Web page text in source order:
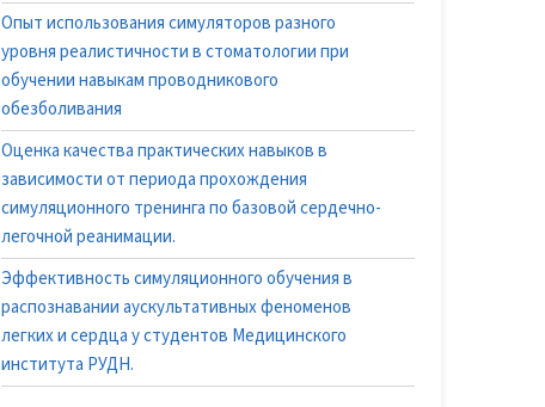
Опыт использования симуляторов разного
уровня реалистичности в стоматологии при
обучении навыкам проводникового
обезболивания
Оценка качества практических навыков в
зависимости от периода прохождения
симуляционного тренинга по базовой сердечно-
легочной реанимации.
Эффективность симуляционного обучения в
распознавании аускультативных феноменов
легких и сердца у студентов Медицинского
института РУДН.